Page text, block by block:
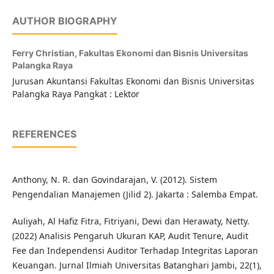
AUTHOR BIOGRAPHY
Ferry Christian, Fakultas Ekonomi dan Bisnis Universitas
Palangka Raya
Jurusan Akuntansi Fakultas Ekonomi dan Bisnis Universitas
Palangka Raya Pangkat : Lektor
REFERENCES
Anthony, N. R. dan Govindarajan, V. (2012). Sistem
Pengendalian Manajemen (Jilid 2). Jakarta : Salemba Empat.
Auliyah, Al Hafiz Fitra, Fitriyani, Dewi dan Herawaty, Netty.
(2022) Analisis Pengaruh Ukuran KAP, Audit Tenure, Audit
Fee dan Independensi Auditor Terhadap Integritas Laporan
Keuangan. Jurnal Ilmiah Universitas Batanghari Jambi, 22(1),